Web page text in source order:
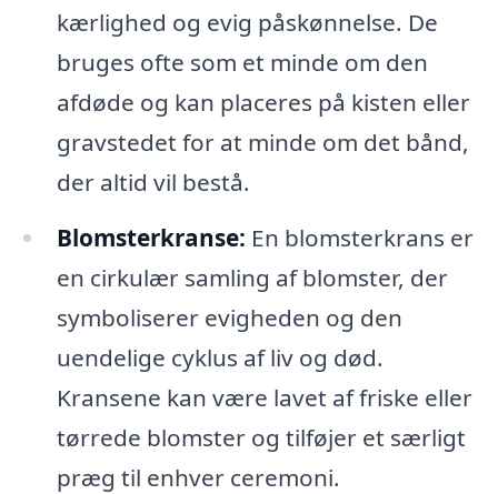
kærlighed og evig påskønnelse. De
bruges ofte som et minde om den
afdøde og kan placeres på kisten eller
gravstedet for at minde om det bånd,
der altid vil bestå.
Blomsterkranse: En blomsterkrans er
en cirkulær samling af blomster, der
symboliserer evigheden og den
uendelige cyklus af liv og død.
Kransene kan være lavet af friske eller
tørrede blomster og tilføjer et særligt
præg til enhver ceremoni.